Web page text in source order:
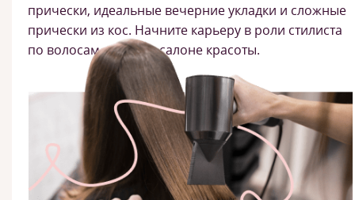
прически, идеальные вечерние укладки и сложные
прически из кос. Начните карьеру в роли стилиста
по волосам в любом салоне красоты.